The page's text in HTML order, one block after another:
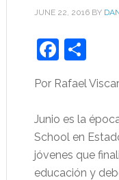
JUNE 22, 2016BY
Por Rafael
Junio es la
School en
jóvenes que
educación y